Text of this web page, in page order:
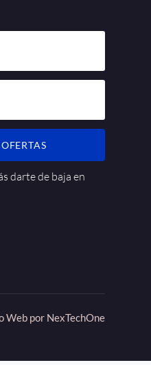
darte de baja en
Web por NexTechOne